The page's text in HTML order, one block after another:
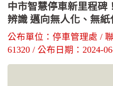
中市智慧停車新里程碑
辨識 邁向無人化、無紙
公布單位：停車管理處 /
61320 / 公布日期：2024-